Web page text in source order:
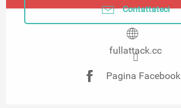
Contattateci
fullattack.cc
Pagina Facebook